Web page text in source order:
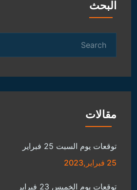
البحث
مقالات
توقعات يوم السبت 25 فبراير
25 فبراير,2023
توقعات يوم الخميس 23 فبراير